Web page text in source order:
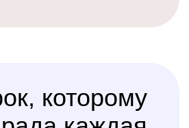
Услуга